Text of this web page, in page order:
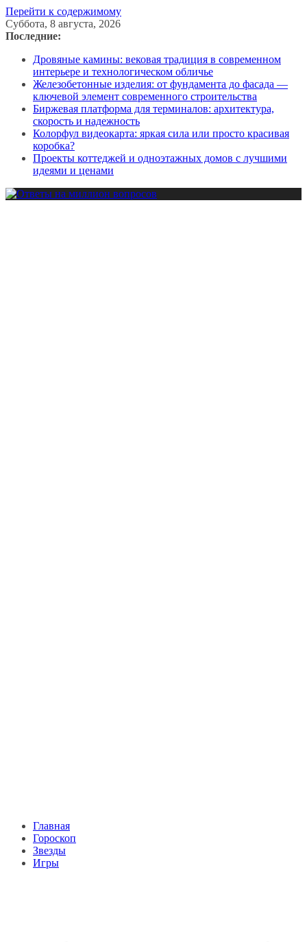
Перейти к содержимому
Суббота, 8 августа, 2026
Последние:
Дровяные камины: вековая традиция в современном
интерьере и технологическом обличье
Железобетонные изделия: от фундамента до фасада —
ключевой элемент современного строительства
Биржевая платформа для терминалов: архитектура,
скорость и надежность
Колорфул видеокарта: яркая сила или просто красивая
коробка?
Проекты коттеджей и одноэтажных домов с лучшими
идеями и ценами
Главная
Гороскоп
Звезды
Игры